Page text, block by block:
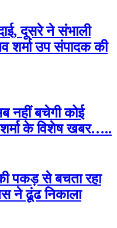
दूसरे ने संभाली
उप संपादक की
नहीं बचेगी कोई
के विशेष खबर…..
पकड़ से बचता रहा
ने ढूंढ निकाला